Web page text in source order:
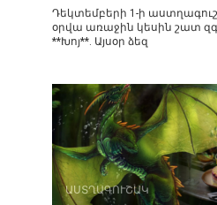
Դեկտեմբերի 1-ի
օրվա առաջին կեսին շատ
**Խոյ**. Այսօր ձեզ
ԱՍՏՂԱԳՈՒՇԱԿ